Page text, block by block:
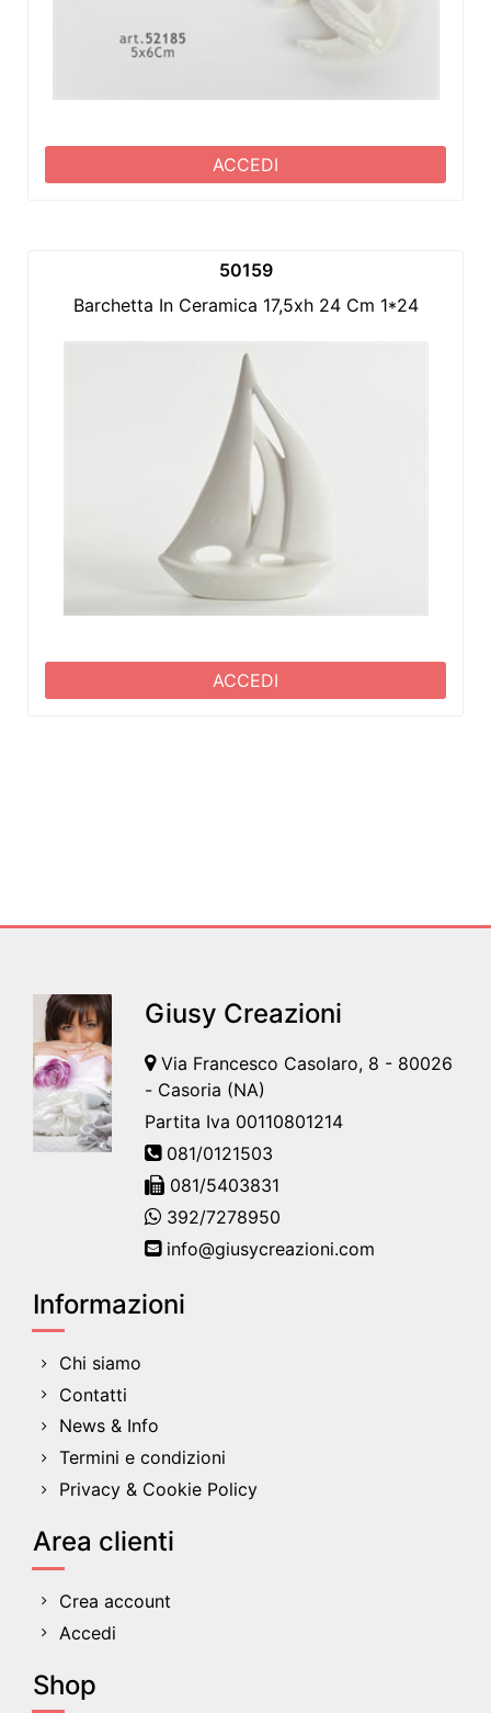
ACCEDI
50159
Barchetta In Ceramica 17,5xh 24 Cm 1*24
ACCEDI
Giusy Creazioni
Via Francesco Casolaro, 8 - 80026
- Casoria (NA)
Partita Iva 00110801214
081/0121503
081/5403831
392/7278950
info@giusycreazioni.com
Informazioni
Chi siamo
Contatti
News & Info
Termini e condizioni
Privacy & Cookie Policy
Area clienti
Crea account
Accedi
Shop